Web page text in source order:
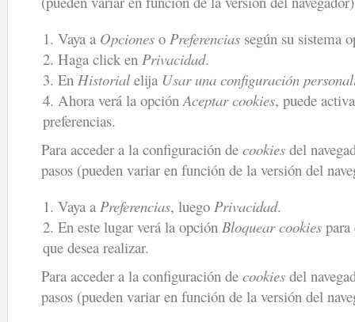
Vaya a Opciones o Preferencias según su sistema
Haga click en Privacidad.
En Historial elija Usar una configuración
Ahora verá la opciónAceptar cookies, puede
preferencias.
Para acceder a la configuración de cookies del
pasos (pueden variar en función de la versión del
Vaya a Preferencias, luego Privacidad.
En este lugar verá la opción Bloquear cookies
que desea realizar.
Para acceder a la configuración de cookies del
pasos (pueden variar en función de la versión del